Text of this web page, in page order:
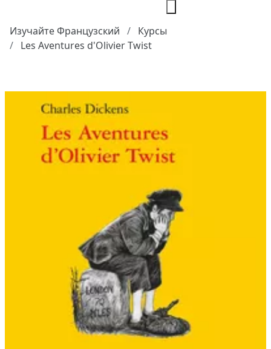
Изучайте Французский
Курсы
Les Aventures d'Olivier Twist